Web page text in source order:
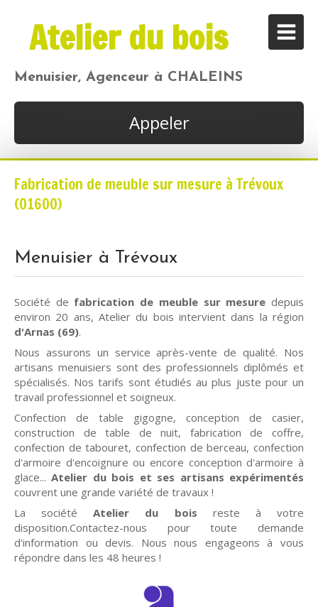
Atelier du bois
Menuisier, Agenceur à CHALEINS
Appeler
Fabrication de meuble sur mesure à Trévoux
(01600)
Menuisier à Trévoux
Société de fabrication de meuble sur mesure depuis
environ 20 ans, Atelier du bois intervient dans la région
d'Arnas (69).
Nous assurons un service après-vente de qualité. Nos
artisans menuisiers sont des professionnels diplômés et
spécialisés. Nos tarifs sont étudiés au plus juste pour un
travail professionnel et soigneux.
Confection de table gigogne, conception de casier,
construction de table de nuit, fabrication de coffre,
confection de tabouret, confection de berceau, confection
d'armoire d'encoignure ou encore conception d'armoire à
glace...Atelier du bois et ses artisans expérimentés
couvrent une grande variété de travaux !
La sociétéAtelier du bois reste à votre
disposition.Contactez-nous pour toute demande
d'information ou devis. Nous nous engageons à vous
répondre dans les 48 heures !